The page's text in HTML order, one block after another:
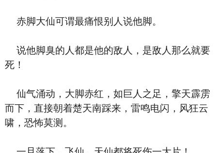
赤脚大仙可谓最痛恨别人说他脚。
说他脚臭的人都是他的敌人，是敌人那么就要
死！
仙气涌动，大脚赤红，如巨人之足，擎天霹雳
而下，直接朝着楚天南踩来，雷鸣电闪，风狂云
啸，恐怖莫测。